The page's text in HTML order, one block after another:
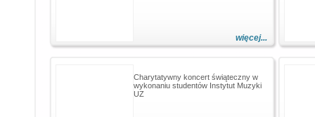
więcej...
Charytatywny koncert świąteczny w
wykonaniu studentów Instytut Muzyki
UZ